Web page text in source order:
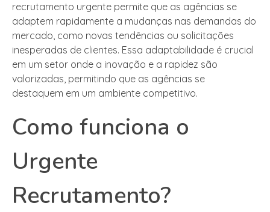
recrutamento urgente permite que as agências se
adaptem rapidamente a mudanças nas demandas do
mercado, como novas tendências ou solicitações
inesperadas de clientes. Essa adaptabilidade é crucial
em um setor onde a inovação e a rapidez são
valorizadas, permitindo que as agências se
destaquem em um ambiente competitivo.
Como funciona o
Urgente
Recrutamento?